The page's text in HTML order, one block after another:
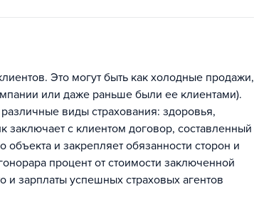
Это могут быть как холодные продажи,
или даже раньше были ее клиентами).
виды страхования: здоровья,
заключает с клиентом договор, составленный
и закрепляет обязанности сторон и
процент от стоимости заключенной
и зарплаты успешных страховых агентов